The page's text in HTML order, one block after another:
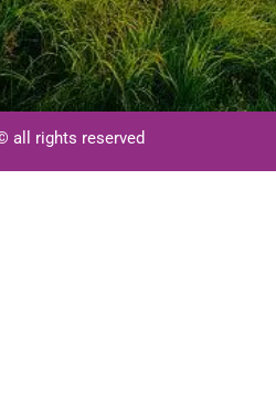
all rights reserved